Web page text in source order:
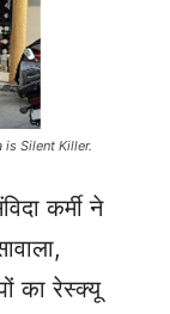
Silent Killer.
कर्मी ने
का रेस्क्यू